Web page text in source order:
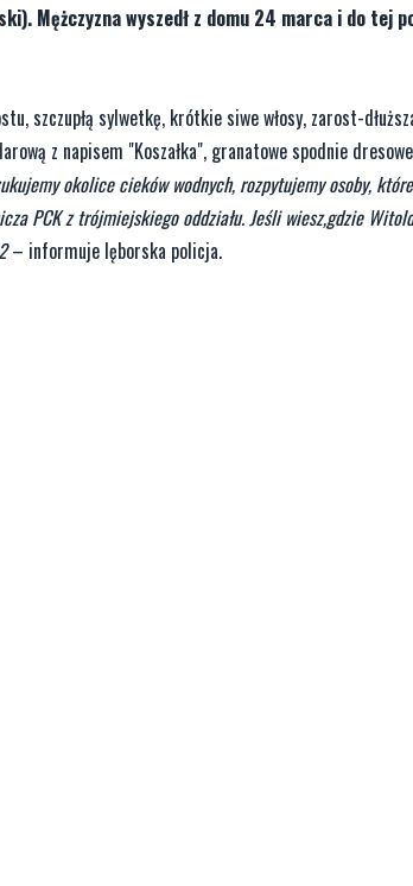
Mężczyzna wyszedł z domu 24 marca i do tej
szczupłą sylwetkę, krótkie siwe włosy, zarost-
z napisem "Koszałka", granatowe spodnie
okolice cieków wodnych, rozpytujemy osoby,
PCK z trójmiejskiego oddziału. Jeśli wiesz,gdzie
– informuje lęborska policja.